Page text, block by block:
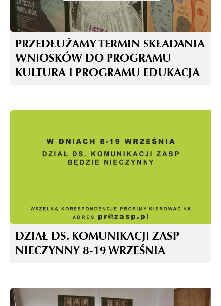
PRZEDŁUŻAMY TERMIN SKŁADANIA
WNIOSKÓW DO PROGRAMU
KULTURA I PROGRAMU EDUKACJA
DZIAŁ DS. KOMUNIKACJI ZASP
NIECZYNNY 8-19 WRZEŚNIA